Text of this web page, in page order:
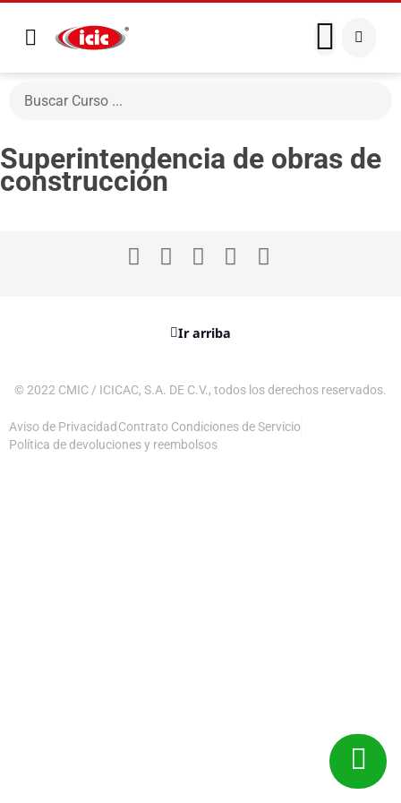
Superintendencia de obras de
construcción
Ir arriba
© 2022 CMIC / ICICAC, S.A. DE C.V., todos los derechos reservados.
Aviso de Privacidad Contrato Condiciones de Servicio
Política de devoluciones y reembolsos